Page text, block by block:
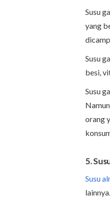
Susu
yang
Susu
besi,
Susu
orang
5.
Susu